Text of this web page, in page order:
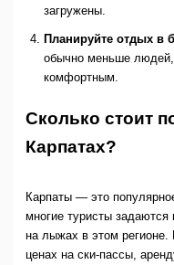
загружены.
Планируйте отдых в
обычно меньше людей,
комфортным.
Сколько стоит
Карпатах?
Карпаты — это
многие туристы задаются
на лыжах в этом регионе.
ценах на ски-пассы,